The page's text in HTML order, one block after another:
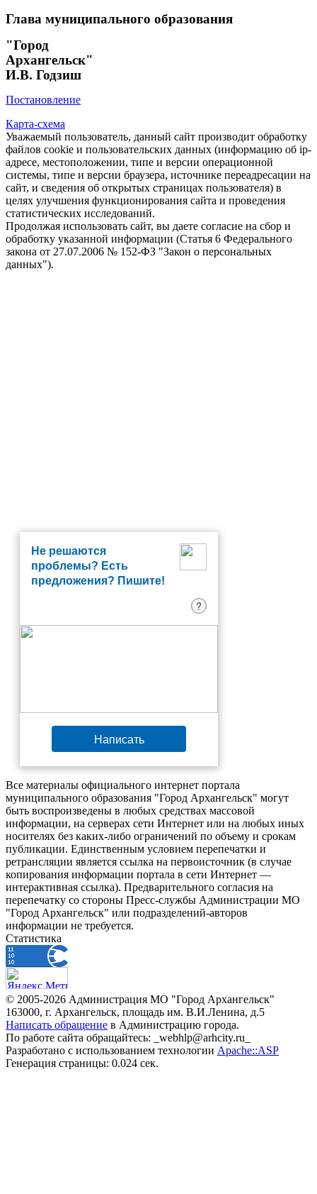
Глава муниципального образования
"Город
Архангельск"
И.В. Годзиш
Постановление
Карта-схема
Уважаемый пользователь, данный сайт производит обработку
файлов cookie и пользовательских данных (информацию об ip-
адресе, местоположении, типе и версии операционной
системы, типе и версии браузера, источнике переадресации на
сайт, и сведения об открытых страницах пользователя) в
целях улучшения функционирования сайта и проведения
статистических исследований.
Продолжая использовать сайт, вы даете согласие на сбор и
обработку указанной информации (Статья 6 Федерального
закона от 27.07.2006 № 152-ФЗ "Закон о персональных
данных").
Не решаются
проблемы? Есть
предложения? Пишите!
?
Написать
Все материалы официального интернет портала
муниципального образования "Город Архангельск" могут
быть воспроизведены в любых средствах массовой
информации, на серверах сети Интернет или на любых иных
носителях без каких-либо ограничений по объему и срокам
публикации. Единственным условием перепечатки и
ретрансляции является ссылка на первоисточник (в случае
копирования информации портала в сети Интернет —
интерактивная ссылка). Предварительного согласия на
перепечатку со стороны Пресс-службы Администрации МО
"Город Архангельск" или подразделений-авторов
информации не требуется.
Статистика
© 2005-2026 Администрация МО "Город Архангельск"
163000, г. Архангельск, площадь им. В.И.Ленина, д.5
Написать обращение в Администрацию города.
По работе сайта обращайтесь: _webhlp@arhcity.ru_
Разработано с использованием технологии Apache::ASP
Генерация страницы: 0.024 сек.